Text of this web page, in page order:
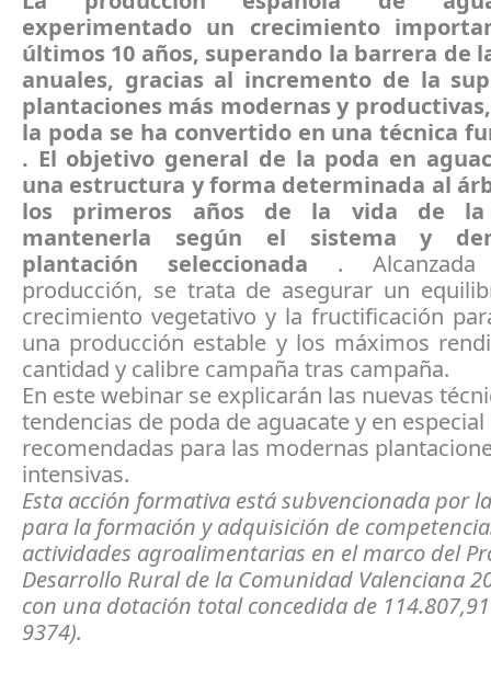
experimentado un crecimiento
últimos 10 años, superando la barrera de
anuales, gracias al incremento de la
plantaciones más modernas y
la poda se ha convertido en una técnica
. El objetivo general de la poda en
una estructura y forma determinada al
los primeros años de la vida de
mantenerla según el sistema y
plantación seleccionada .
producción, se trata de asegurar un
crecimiento vegetativo y la fructificación
una producción estable y los máximos
cantidad y calibre campaña tras campaña.
En este webinar se explicarán las nuevas
tendencias de poda de aguacate y en especial
recomendadas para las modernas
intensivas.
Esta acción formativa está subvencionada por
para la formación y adquisición de
actividades agroalimentarias en el marco del
Desarrollo Rural de la Comunidad Valenciana
con una dotación total concedida de 114.807,91
9374).